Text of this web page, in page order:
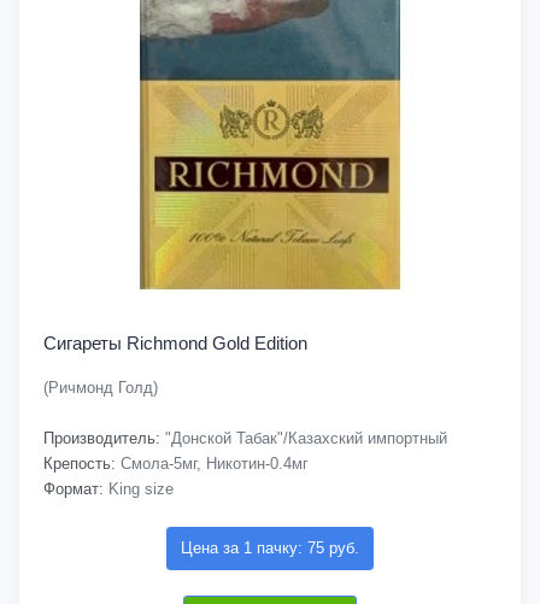
Сигареты Richmond Gold Edition
(Ричмонд Голд)
Производитель: "Донской Табак"/Казахский импортный
Крепость: Смола-5мг, Никотин-0.4мг
Формат: King size
Цена за 1 пачку: 75 руб.